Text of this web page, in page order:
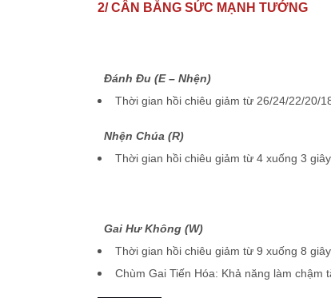
2/ CÂN BẰNG SỨC MẠNH TƯỚNG
Đánh Đu (E – Nhện)
Thời gian hồi chiêu giảm từ 26/24/22/20/
Nhện Chúa (R)
Thời gian hồi chiêu giảm từ 4 xuống 3 giây
Gai Hư Không (W)
Thời gian hồi chiêu giảm từ 9 xuống 8 giây.
Chùm Gai Tiến Hóa: Khả năng làm chậm